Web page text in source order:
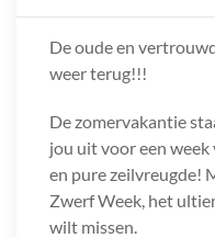
De oude en
weer terug!!!
De zomervakantie
jou uit voor een
en pure zeilvreugde!
Zwerf Week, het
wilt missen.